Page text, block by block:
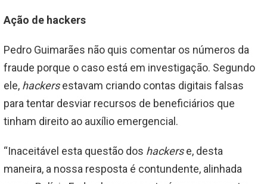
Ação de hackers
Pedro Guimarães não quis comentar os números da
fraude porque o caso está em investigação. Segundo
ele, hackersestavam criando contas digitais falsas
para tentar desviar recursos de beneficiários que
tinham direito ao auxílio emergencial.
“Inaceitável esta questão dos hackerse, desta
maneira, a nossa resposta é contundente, alinhada